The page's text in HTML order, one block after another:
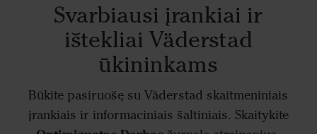
Svarbiausi įrankiai ir
ištekliai Väderstad
ūkininkams
Būkite pasiruošę su Väderstad skaitmeniniais
įrankiais ir informaciniais šaltiniais. Skaitykite